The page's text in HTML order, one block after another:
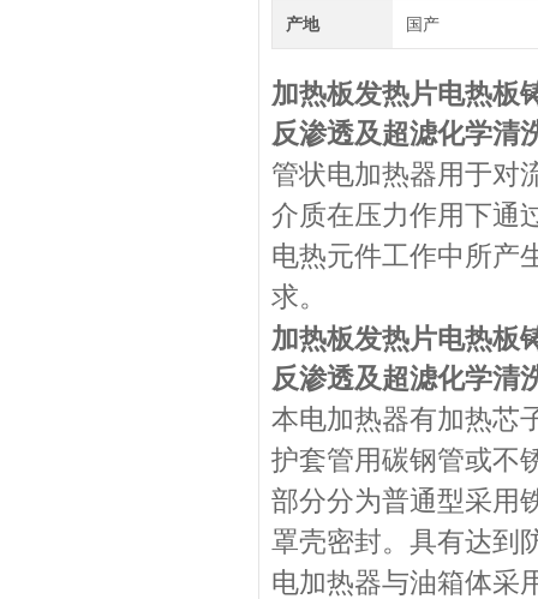
产地 国产
加热板发热片电热板
反渗透及超滤化学清
管状电加热器用于对
介质在压力作用下通
电热元件工作中所产
求。
加热板发热片电热板
反渗透及超滤化学清
本电加热器有加热芯
护套管用碳钢管或不
部分分为普通型采用
罩壳密封。具有达到
电加热器与油箱体采